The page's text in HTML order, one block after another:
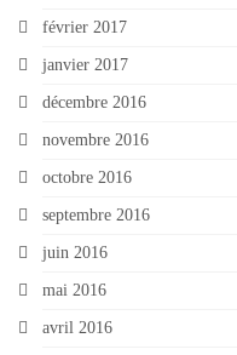
février 2017
janvier 2017
décembre 2016
novembre 2016
octobre 2016
septembre 2016
juin 2016
mai 2016
avril 2016